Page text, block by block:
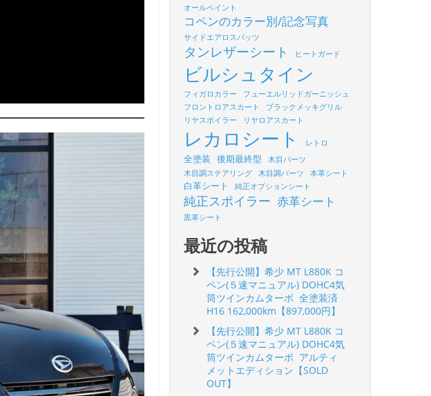
オールペイント
コペンのカラー別/記念写真
サイドエアロスパッツ
タンレザーシート ヒートガード
ビルシュタイン
フィガロカラー
フューエルリッドガーニッシュ
フロントロアスカート
ブラックメッキグリル
リヤスポイラー
リヤロアスカート
レカロシート レトロ
全塗装 後期最終型
木目パーツ
木目調ステアリング
木目調パーツ 本革シート
白革シート 純正オプションシート
純正スポイラー 赤革シート
黒革シート
最近の投稿
【先行公開】希少 MT L880K コ
ペン(５速マニュアル) DOHC4気
筒ツインカムターボ 全塗装済
H16 162,000km【897,000円】
【先行公開】希少 MT L880K コ
ペン(５速マニュアル) DOHC4気
筒ツインカムターボ アルティ
メットエディション【SOLD
OUT】